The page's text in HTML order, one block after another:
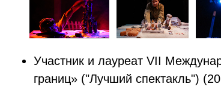
Участник и лауреат VII
границ» ("Лучший спектакль")